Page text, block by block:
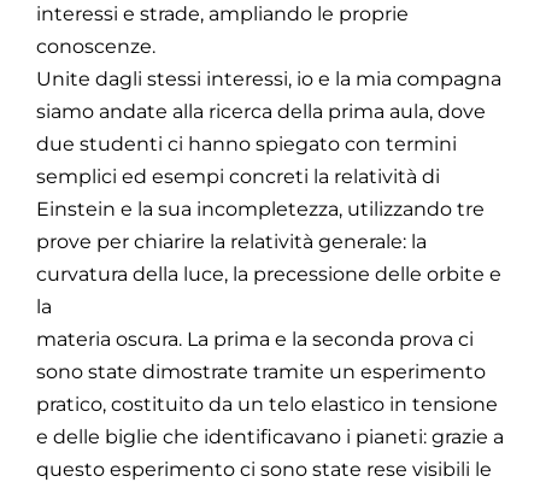
interessi e strade, ampliando le proprie
conoscenze.
Unite dagli stessi interessi, io e la mia compagna
siamo andate alla ricerca della prima aula, dove
due studenti ci hanno spiegato con termini
semplici ed esempi concreti la relatività di
Einstein e la sua incompletezza, utilizzando tre
prove per chiarire la relatività generale: la
curvatura della luce, la precessione delle orbite e
la
materia oscura. La prima e la seconda prova ci
sono state dimostrate tramite un esperimento
pratico, costituito da un telo elastico in tensione
e delle biglie che identificavano i pianeti: grazie a
questo esperimento ci sono state rese visibili le